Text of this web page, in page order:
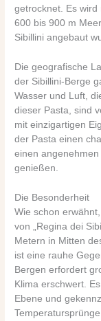
getrocknet. Es
600 bis 900 m
Sibillini angebaut
Die geografische
der Sibillini-Berge
Wasser und Luft,
dieser Pasta, sind
mit einzigartigen
der Pasta einen
einen
genießen.
Die Besonderheit
Wie schon
von „Regina dei
Metern in Mitten
ist eine rauhe
Bergen erfordert
Klima erschwert.
Ebene und